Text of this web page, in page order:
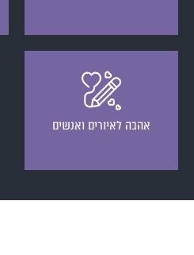
אהבה לאיורים ואנשים